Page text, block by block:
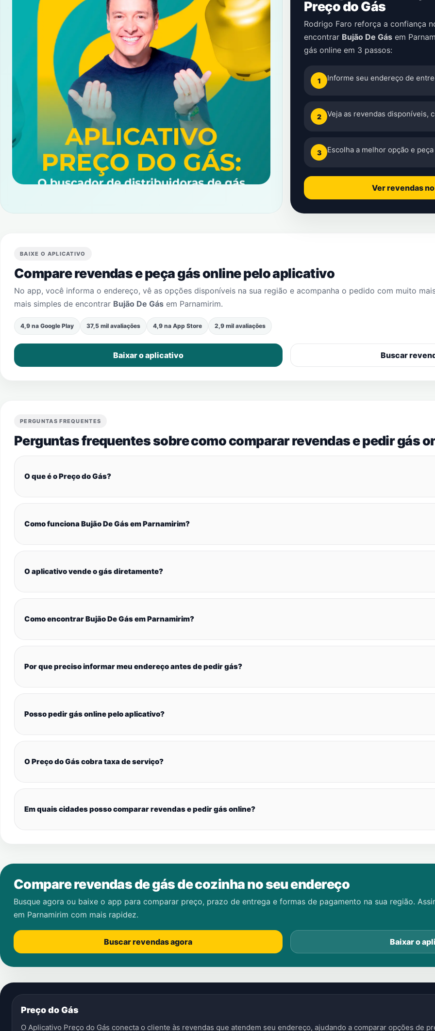
Preço do Gás
Rodrigo Faro reforça a confiança
encontrar Bujão De Gás em
gás online em 3 passos:
1 Informe seu endereço de
2 Veja as revendas disponíveis,
3 Escolha a melhor opção e
Ver revendas
BAIXE O APLICATIVO
Compare revendas e peça gás online pelo aplicativo
No app, você informa o endereço, vê as opções disponíveis na sua região e acompanha o pedido com muito
mais simples de encontrar Bujão De Gás em Parnamirim.
4,9 na Google Play 37,5 mil avaliações 4,9 na App Store 2,9 mil avaliações
Baixar o aplicativo Buscar
PERGUNTAS FREQUENTES
Perguntas frequentes sobre como comparar revendas e pedir gás
O que é o Preço do Gás?
Como funciona Bujão De Gás em Parnamirim?
O aplicativo vende o gás diretamente?
Como encontrar Bujão De Gás em Parnamirim?
Por que preciso informar meu endereço antes de pedir gás?
Posso pedir gás online pelo aplicativo?
O Preço do Gás cobra taxa de serviço?
Em quais cidades posso comparar revendas e pedir gás online?
Compare revendas de gás de cozinha no seu endereço
Busque agora ou baixe o app para comparar preço, prazo de entrega e formas de pagamento na sua região.
em Parnamirim com mais rapidez.
Buscar revendas agora Baixar o
Preço do Gás
O Aplicativo Preço do Gás conecta o cliente às revendas que atendem seu endereço, ajudando a comparar opções de